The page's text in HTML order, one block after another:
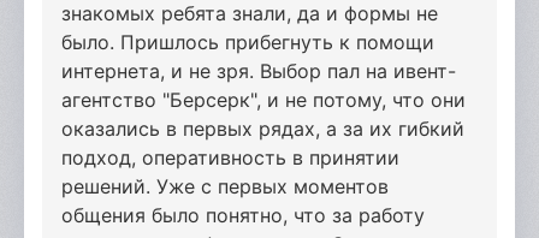
знакомых ребята знали, да и формы не
было. Пришлось прибегнуть к помощи
интернета, и не зря. Выбор пал на ивент-
агентство "Берсерк", и не потому, что они
оказались в первых рядах, а за их гибкий
подход, оперативность в принятии
решений. Уже с первых моментов
общения было понятно, что за работу